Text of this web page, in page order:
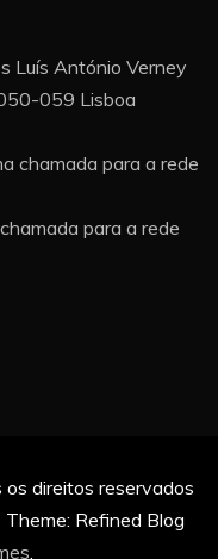
Luís António Verney
059 Lisboa
chamada para a rede
para a rede
direitos reservados
Theme: Refined Blog
.